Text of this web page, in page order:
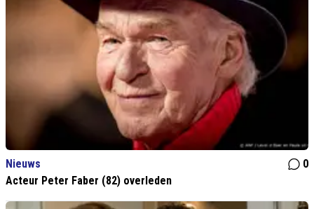
Nieuws
0
Acteur Peter Faber (82) overleden